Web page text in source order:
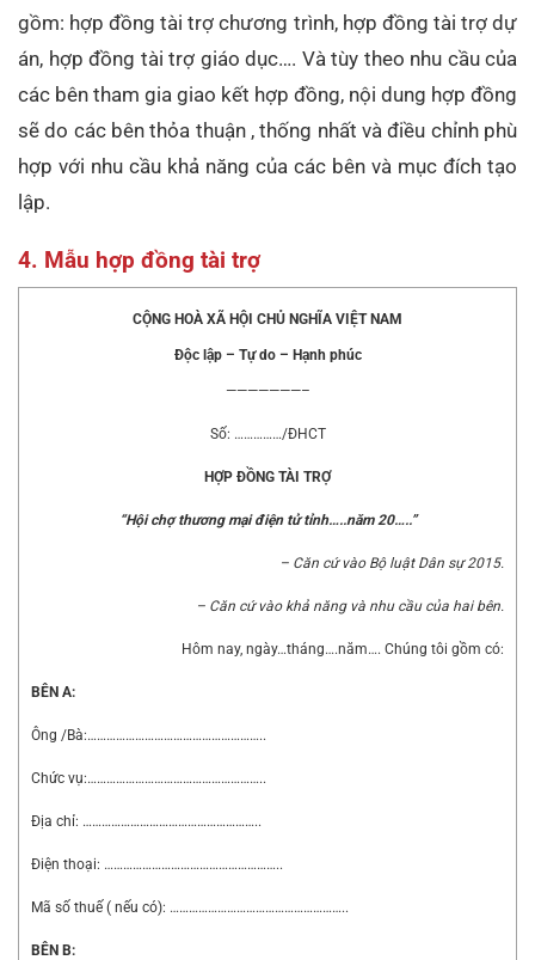
gồm: hợp đồng tài trợ chương trình, hợp đồng tài trợ dự
án, hợp đồng tài trợ giáo dục…. Và tùy theo nhu cầu của
các bên tham gia giao kết hợp đồng, nội dung hợp đồng
sẽ do các bên thỏa thuận , thống nhất và điều chỉnh phù
hợp với nhu cầu khả năng của các bên và mục đích tạo
lập.
4. Mẫu hợp đồng tài trợ
CỘNG HOÀ XÃ HỘI CHỦ NGHĨA VIỆT NAM
Độc lập – Tự do – Hạnh phúc
———————–
Số: ……………/ĐHCT
HỢP ĐỒNG TÀI TRỢ
“Hội chợ thương mại điện tử tỉnh…..năm 20…..”
– Căn cứ vào Bộ luật Dân sự 2015.
– Căn cứ vào khả năng và nhu cầu của hai bên.
Hôm nay, ngày…tháng….năm…. Chúng tôi gồm có:
BÊN A:
Ông /Bà:………………………………………………..
Chức vụ:………………………………………………..
Địa chỉ: ………………………………………………..
Điện thoại: ………………………………………………..
Mã số thuế ( nếu có): ………………………………………………..
BÊN B: